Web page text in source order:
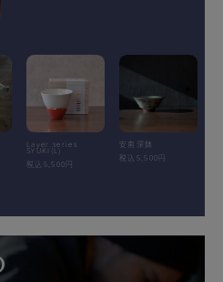
Layer.series
SYUKI(L)
税込5,500円
安南深鉢
税込5,500円